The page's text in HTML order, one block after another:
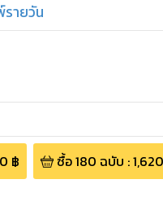
ายวัน
฿ ซื้อ180 ฉบับ :